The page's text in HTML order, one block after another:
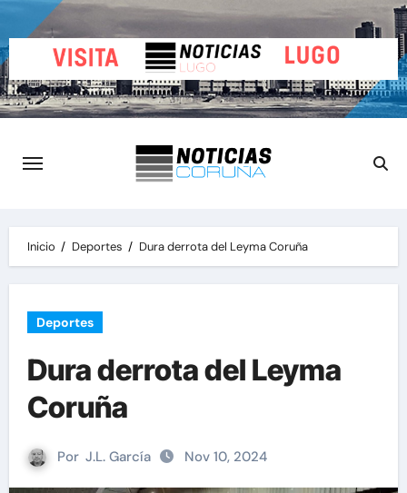
al
contenido
Inicio Deportes Dura derrota del Leyma Coruña
Deportes
Dura derrota del Leyma
Coruña
Por J.L. García Nov 10, 2024